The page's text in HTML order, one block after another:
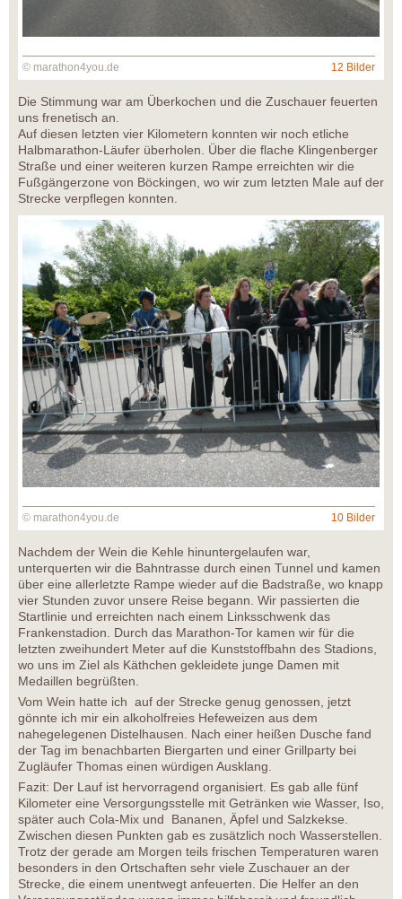
© marathon4you.de 12 Bilder
Die Stimmung war am Überkochen und die Zuschauer feuerten
uns frenetisch an.
Auf diesen letzten vier Kilometern konnten wir noch etliche
Halbmarathon-Läufer überholen. Über die flache Klingenberger
Straße und einer weiteren kurzen Rampe erreichten wir die
Fußgängerzone von Böckingen, wo wir zum letzten Male auf der
Strecke verpflegen konnten.
© marathon4you.de 10 Bilder
Nachdem der Wein die Kehle hinuntergelaufen war,
unterquerten wir die Bahntrasse durch einen Tunnel und kamen
über eine allerletzte Rampe wieder auf die Badstraße, wo knapp
vier Stunden zuvor unsere Reise begann. Wir passierten die
Startlinie und erreichten nach einem Linksschwenk das
Frankenstadion. Durch das Marathon-Tor kamen wir für die
letzten zweihundert Meter auf die Kunststoffbahn des Stadions,
wo uns im Ziel als Käthchen gekleidete junge Damen mit
Medaillen begrüßten.
Vom Wein hatte ich auf der Strecke genug genossen, jetzt
gönnte ich mir ein alkoholfreies Hefeweizen aus dem
nahegelegenen Distelhausen. Nach einer heißen Dusche fand
der Tag im benachbarten Biergarten und einer Grillparty bei
Zugläufer Thomas einen würdigen Ausklang.
Fazit: Der Lauf ist hervorragend organisiert. Es gab alle fünf
Kilometer eine Versorgungsstelle mit Getränken wie Wasser, Iso,
später auch Cola-Mix und Bananen, Äpfel und Salzkekse.
Zwischen diesen Punkten gab es zusätzlich noch Wasserstellen.
Trotz der gerade am Morgen teils frischen Temperaturen waren
besonders in den Ortschaften sehr viele Zuschauer an der
Strecke, die einem unentwegt anfeuerten. Die Helfer an den